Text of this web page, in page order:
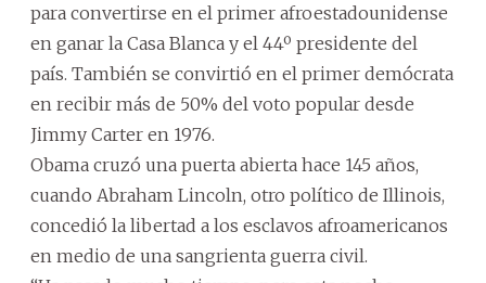
para convertirse en el primer afroestadounidense
en ganar la Casa Blanca y el 44º presidente del
país. También se convirtió en el primer demócrata
en recibir más de 50% del voto popular desde
Jimmy Carter en 1976.
Obama cruzó una puerta abierta hace 145 años,
cuando Abraham Lincoln, otro político de Illinois,
concedió la libertad a los esclavos afroamericanos
en medio de una sangrienta guerra civil.